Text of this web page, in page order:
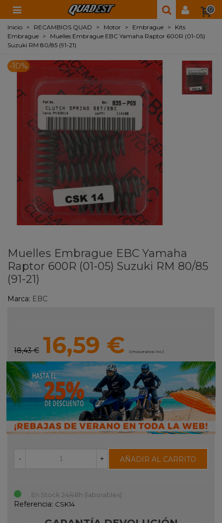
0
Inicio > RECAMBIOS QUAD > Motor > Embrague >
Kits
Embrague >
Muelles Embrague EBC Yamaha Raptor 600R (01-05)
Suzuki RM 80/85 (91-21)
-10%
Muelles Embrague EBC Yamaha
Raptor 600R (01-05) Suzuki RM 80/85
(91-21)
Marca: EBC
18,43 € 16,59 € (impuestos inc.)
- + AÑADIR AL CARRITO
En Stock 24/48h (laborables)
Referencia: CSK14